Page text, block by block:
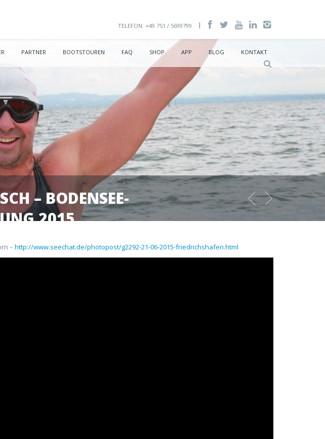
TELEFON: +49 751 / 5699799
PARTNER BOOTSTOUREN FAQ SHOP APP BLOG KONTAKT
– BODENSEE-
2015
– http://www.seechat.de/photopost/g2292-21-06-2015-friedrichshafen.html